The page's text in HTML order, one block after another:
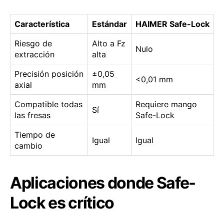
Característica Estándar
HAIMER Safe-Lock
Riesgo de
extracción
Alto a Fz
alta
Nulo
Precisión posición
axial
±0,05
mm
<0,01 mm
Compatible todas
las fresas
Sí
Requiere mango
Safe-Lock
Tiempo de
cambio
Igual Igual
Aplicaciones donde Safe-
Lock es crítico